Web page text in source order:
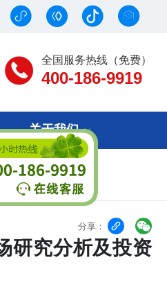
全国服务热线（免费）
400-186-9919
关于我们
分享：  
研究分析及投资